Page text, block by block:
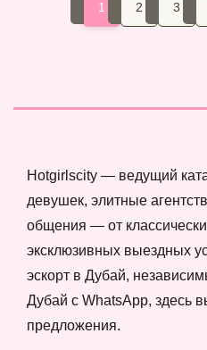
1 2 3
Hotgirlscity — ведущий
девушек, элитные
общения — от
эксклюзивных выездных
эскорт в Дубай,
Дубай с WhatsApp, здесь
предложения.